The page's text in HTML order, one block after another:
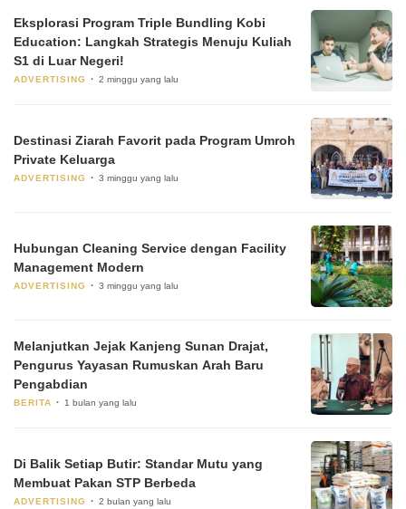
Eksplorasi Program Triple Bundling Kobi
Education: Langkah Strategis Menuju Kuliah
S1 di Luar Negeri!
ADVERTISING 2 minggu yang lalu
Destinasi Ziarah Favorit pada Program Umroh
Private Keluarga
ADVERTISING 3 minggu yang lalu
Hubungan Cleaning Service dengan Facility
Management Modern
ADVERTISING 3 minggu yang lalu
Melanjutkan Jejak Kanjeng Sunan Drajat,
Pengurus Yayasan Rumuskan Arah Baru
Pengabdian
BERITA 1 bulan yang lalu
Di Balik Setiap Butir: Standar Mutu yang
Membuat Pakan STP Berbeda
ADVERTISING 2 bulan yang lalu